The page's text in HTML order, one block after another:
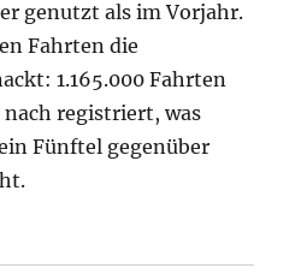
genutzt als im Vorjahr.
Fahrten die
1.165.000 Fahrten
registriert, was
Fünftel gegenüber
und Co.: Leihräder in